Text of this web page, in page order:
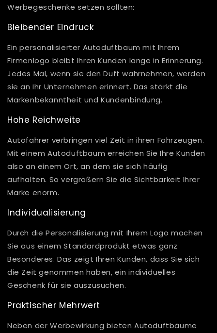
Werbegeschenke setzen sollten:
Bleibender Eindruck
Ein personalisierter Autoduftbaum mit Ihrem
Firmenlogo bleibt Ihren Kunden lange in Erinnerung.
Jedes Mal, wenn sie den Duft wahrnehmen, werden
sie an Ihr Unternehmen erinnert. Das stärkt die
Markenbekanntheit und Kundenbindung.
Hohe Reichweite
Autofahrer verbringen viel Zeit in ihren Fahrzeugen.
Mit einem Autoduftbaum erreichen Sie Ihre Kunden
also an einem Ort, an dem sie sich häufig
aufhalten. So vergrößern Sie die Sichtbarkeit Ihrer
Marke enorm.
Individualisierung
Durch die Personalisierung mit Ihrem Logo machen
Sie aus einem Standardprodukt etwas ganz
Besonderes. Das zeigt Ihren Kunden, dass Sie sich
die Zeit genommen haben, ein individuelles
Geschenk für sie auszusuchen.
Praktischer Mehrwert
Neben der Werbewirkung bieten Autoduftbäume